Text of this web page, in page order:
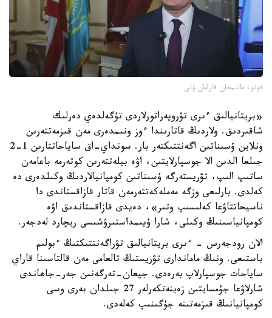
فوتو: عالىمجان قارامان ۇلى
«بريتانيالىق ءىرى تۋروپەراتورلاردى تۇگەلدەي دەرلىك
شاقىردىق. ولاردىڭ قاتارىندا ءوز ونىمدەرى مەن قىزمەتتەرىن
ونلاين ۇسىناتىن اگەنتتىكتەر بار. سونداي-اق ساياحاتتارىن 1-2
جىلعا الدىن الا جوسپارلايتىن، اۋە بيلەتتەرىن كوتەرمە باعامەن
ساتىپ الىپ، تۋريستەرگە ۇسىناتىن كومپانيالاردىڭ وكىلدەرى دە
كەلدى. بارلىعى وزگە مەملەكەتتەرمەن قاتار قازاقستاندى دا
ناسيحاتتاۋعا كەلىسىپ وتىر»، دەيدى قازاقستاندىق اۋە
كومپانياسىنىڭ وكىلى، شارا ۇيىمداستىرۋشىسى ريچارد لەدجەر.
الان رودجەرس - ءىرى بريتانيالىق تۋراگەنتتىكتىڭ ءبولىم
باستىعى. ونىڭ ماماندارى تۋريستىڭ تالعامى مەن قالتاسىنا قاراي
ساياحات جوسپارلاپ بەرەدى. جيعان-تەرگەنىن جەر-جاھاندى
شارلاۋعا جۇمسايتىن زەينەتكەرلەر 27 جىلدان بەرى وسى
كومپانيانىڭ قىزمەتىنە جۇگىنىپ كەلەدى.